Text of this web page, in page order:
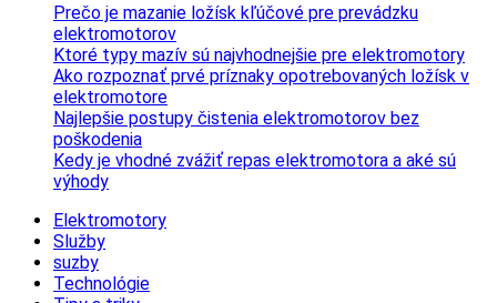
Prečo je mazanie ložísk kľúčové pre prevádzku
elektromotorov
Ktoré typy mazív sú najvhodnejšie pre elektromotory
Ako rozpoznať prvé príznaky opotrebovaných ložísk v
elektromotore
Najlepšie postupy čistenia elektromotorov bez
poškodenia
Kedy je vhodné zvážiť repas elektromotora a aké sú
výhody
Elektromotory
Služby
suzby
Technológie